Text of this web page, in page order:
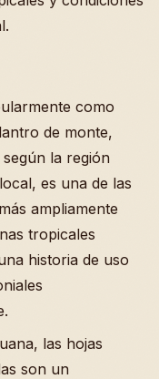
como
de monte,
la región
es una de las
ampliamente
tropicales
historia de uso
las hojas
son un